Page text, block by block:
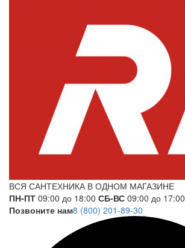
ВСЯ САНТЕХНИКА В ОДНОМ МАГАЗИНЕ
ПН-ПТ 09:00 до 18:00 СБ-ВС 09:00 до 17:00
Позвоните нам8 (800) 201-89-30